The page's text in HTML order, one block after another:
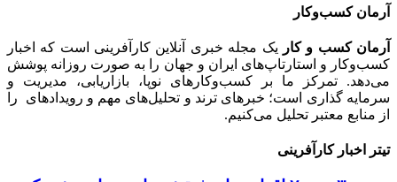
آرمان کسب‌وکار
آرمان کسب و کار
یک مجله خبری آنلاین کارآفرینی است که اخبار
کسب‌وکار و استارتاپ‌های ایران و جهان را به صورت روزانه پوشش
می‌دهد. تمرکز ما بر کسب‌وکارهای نوپا، بازاریابی، مدیریت و
سرمایه گذاری است؛ خبرهای ترند و تحلیل‌های مهم و رویدادهای را
از منابع معتبر تحلیل می‌کنیم.
تیتر اخبار کارآفرینی